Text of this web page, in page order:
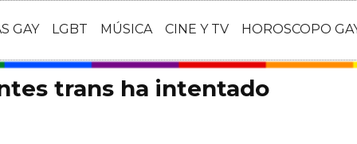
GAY LGBT MÚSICA CINE Y TV HOROSCOPO
trans ha intentado